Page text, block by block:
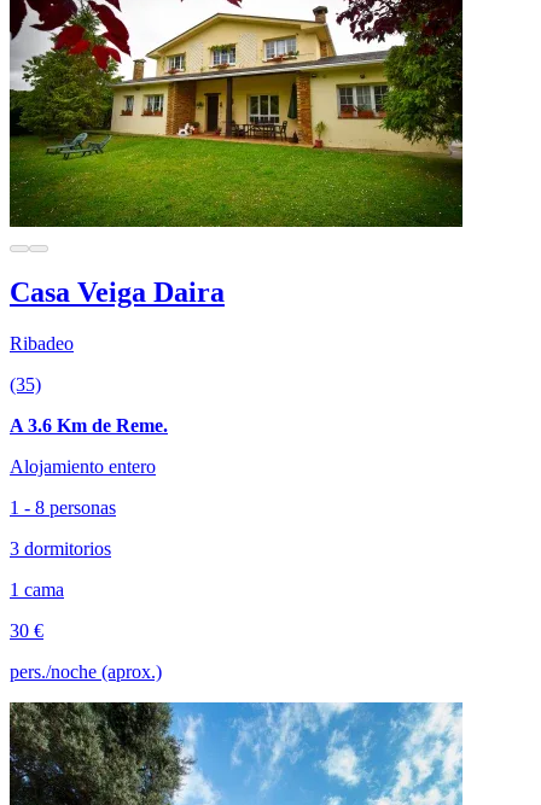
Casa Veiga Daira
Ribadeo
(35)
A 3.6 Km de Reme.
Alojamiento entero
1 - 8 personas
3 dormitorios
1 cama
30 €
pers./noche (aprox.)